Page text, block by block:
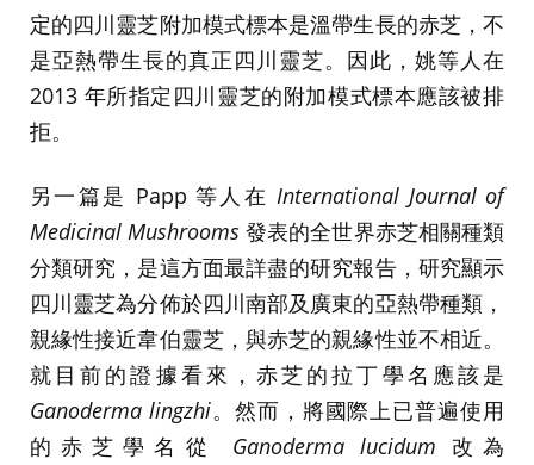
定的四川靈芝附加模式標本是溫帶生長的赤芝，不
是亞熱帶生長的真正四川靈芝。因此，姚等人在
2013 年所指定四川靈芝的附加模式標本應該被排
拒。
另一篇是 Papp 等人在 International Journal of
Medicinal Mushrooms 發表的全世界赤芝相關種類
分類研究，是這方面最詳盡的研究報告，研究顯示
四川靈芝為分佈於四川南部及廣東的亞熱帶種類，
親緣性接近韋伯靈芝，與赤芝的親緣性並不相近。
就目前的證據看來，赤芝的拉丁學名應該是
Ganoderma lingzhi。然而，將國際上已普遍使用
的赤芝學名從 Ganoderma lucidum 改為